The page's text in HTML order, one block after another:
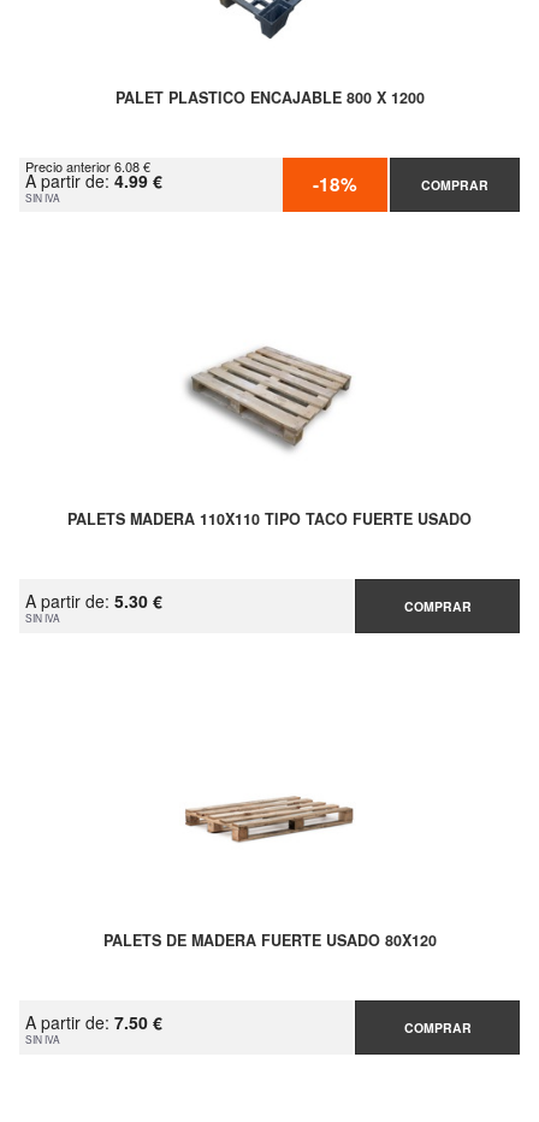
PALET PLASTICO ENCAJABLE 800 X 1200
Precio anterior 6.08 €
A partir de: 4.99 €
SIN IVA -18% COMPRAR
PALETS MADERA 110X110 TIPO TACO FUERTE USADO
A partir de: 5.30 €
SIN IVA
COMPRAR
PALETS DE MADERA FUERTE USADO 80X120
A partir de: 7.50 €
SIN IVA
COMPRAR